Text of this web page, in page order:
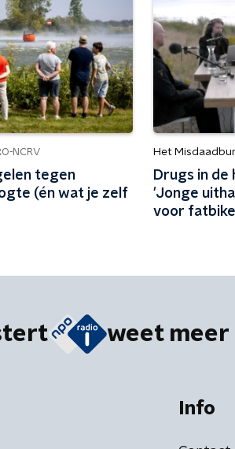
NCRV
tegen
(én wat je zelf
Het
Drugs in de
'Jonge
voor
weet meer
Info